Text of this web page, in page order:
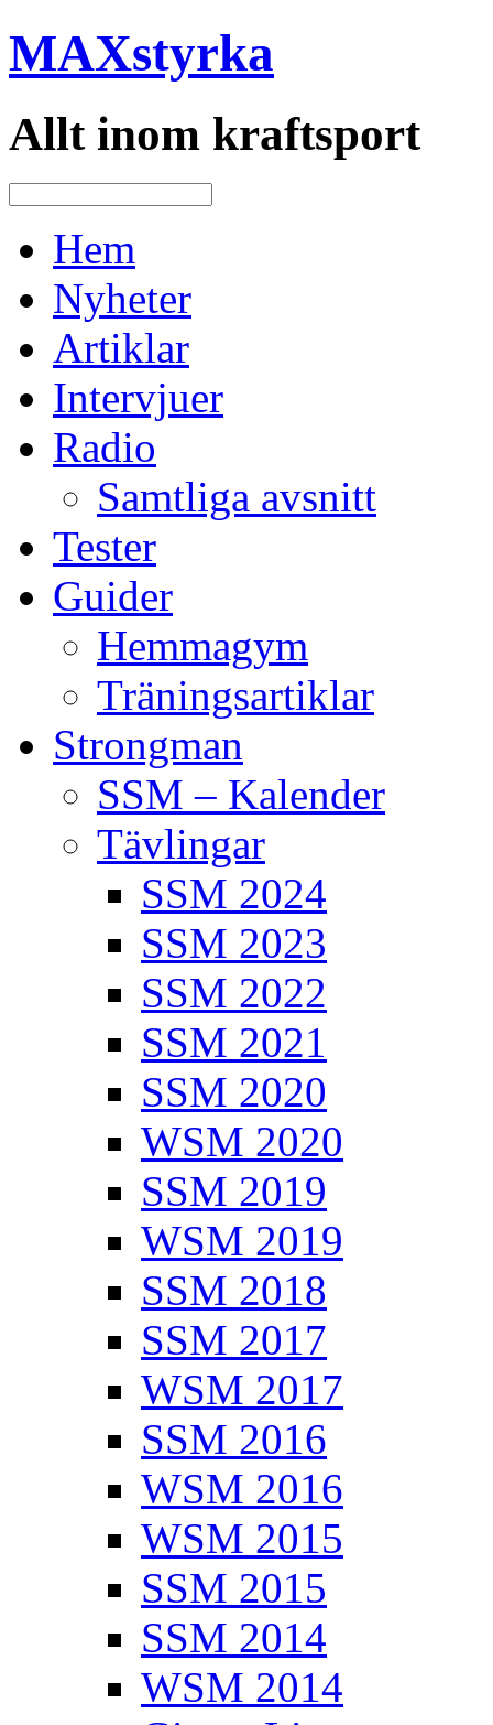
MAXstyrka
Allt inom kraftsport
Hem
Nyheter
Artiklar
Intervjuer
Radio
Samtliga avsnitt
Tester
Guider
Hemmagym
Träningsartiklar
Strongman
SSM – Kalender
Tävlingar
SSM 2024
SSM 2023
SSM 2022
SSM 2021
SSM 2020
WSM 2020
SSM 2019
WSM 2019
SSM 2018
SSM 2017
WSM 2017
SSM 2016
WSM 2016
WSM 2015
SSM 2015
SSM 2014
WSM 2014